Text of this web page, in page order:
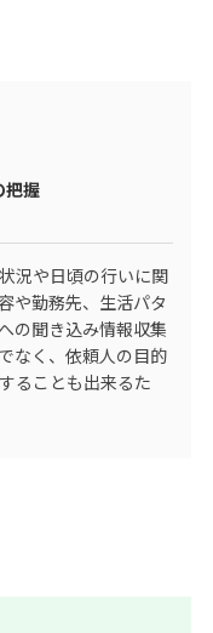
把握
況や日頃の行いに関
や勤務先、生活パタ
の聞き込み情報収集
なく、依頼人の目的
ることも出来るた